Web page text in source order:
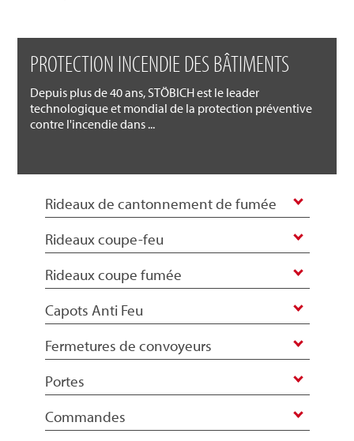
PROTECTION INCENDIE DES BÂTIMENTS
Depuis plus de 40 ans, STÖBICH est le leader
technologique et mondial de la protection préventive
contre l'incendie dans ...
Rideaux de cantonnement de fumée
Rideaux coupe-feu
Rideaux coupe fumée
Capots Anti Feu
Fermetures de convoyeurs
Portes
Commandes